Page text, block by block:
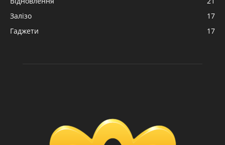
Залізо
17
Гаджети
17